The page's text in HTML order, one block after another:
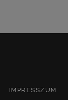
IMPRESSZUM